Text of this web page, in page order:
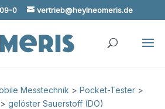
0 vertrieb@heylneomeris.de
Messtechnik >Pocket-Tester >
>gelöster Sauerstoff (DO)